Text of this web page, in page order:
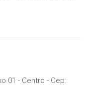
01 - Centro - Cep: